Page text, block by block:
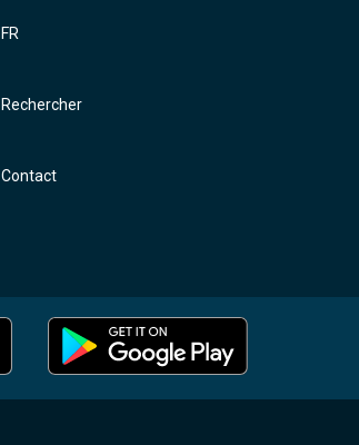
FR
Rechercher
Contact